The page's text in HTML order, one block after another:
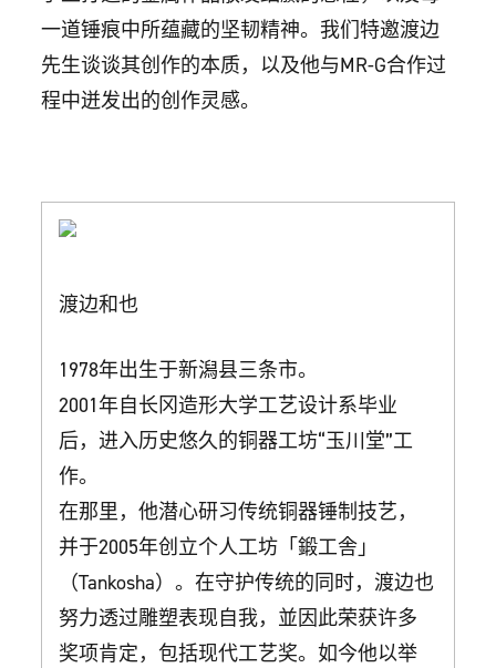
一道锤痕中所蕴藏的坚韧精神。我们特邀渡边
先生谈谈其创作的本质，以及他与MR-G合作过
程中迸发出的创作灵感。
渡边和也
1978年出生于新潟县三条市。
2001年自长冈造形大学工艺设计系毕业
后，进入历史悠久的铜器工坊“玉川堂”工
作。
在那里，他潜心研习传统铜器锤制技艺，
并于2005年创立个人工坊「鍛工舎」
（Tankosha）。在守护传统的同时，渡边也
努力透过雕塑表现自我，並因此荣获许多
奖项肯定，包括现代工艺奖。如今他以举